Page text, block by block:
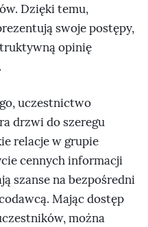
Dzięki temu,
swoje postępy,
opinię
uczestnictwo
drzwi do szeregu
relacje w grupie
cennych informacji
szanse na bezpośredni
Mając dostęp
można